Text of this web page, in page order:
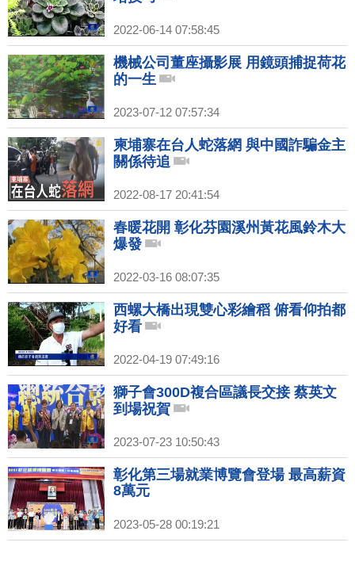
2022-06-14 07:58:45
機械公司董座攝影展 用鏡頭捕捉荷花
的一生
2023-07-12 07:57:34
柬埔寨在台人蛇落網 與中國詐騙金主
關係待追
2022-08-17 20:41:54
春暖花開 彰化芬園溪州黃花風鈴木大
爆發
2022-03-16 08:07:35
西螺大橋出現雙心彩繪稻 俯看仰拍都
好看
2022-04-19 07:49:16
獅子會300D複合區議長交接 蔡英文
到場祝賀
2023-07-23 10:50:43
彰化第三場就業博覽會登場 最高薪資
8萬元
2023-05-28 00:19:21